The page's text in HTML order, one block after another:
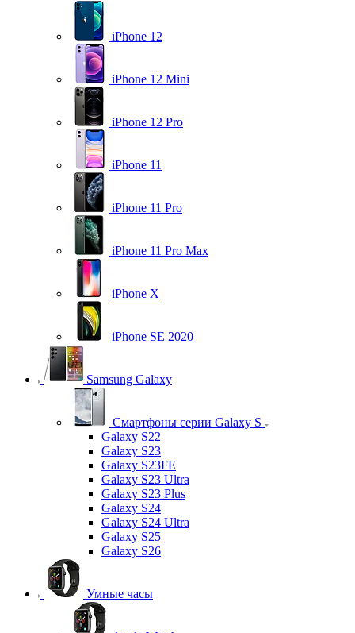
iPhone 12
iPhone 12 Mini
iPhone 12 Pro
iPhone 11
iPhone 11 Pro
iPhone 11 Pro Max
iPhone X
iPhone SE 2020
Samsung Galaxy
Смартфоны серии Galaxy S
Galaxy S22
Galaxy S23
Galaxy S23FE
Galaxy S23 Ultra
Galaxy S23 Plus
Galaxy S24
Galaxy S24 Ultra
Galaxy S25
Galaxy S26
Умные часы